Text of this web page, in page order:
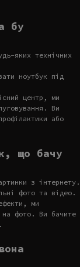
бу
яких технічних
ноутбук під
центр, ми
Ви
або
що бачу
з інтернету.
фото та відео.
ми
на фото. Ви бачите